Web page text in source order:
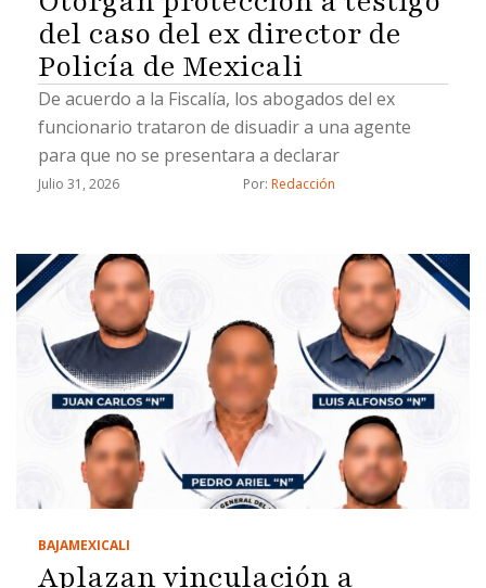
del caso del ex director de
Policía de Mexicali
De acuerdo a la Fiscalía, los abogados del ex
funcionario trataron de disuadir a una agente
para que no se presentara a declarar
Julio 31, 2026 Por: Redacción
BAJAMEXICALI
Aplazan vinculación a